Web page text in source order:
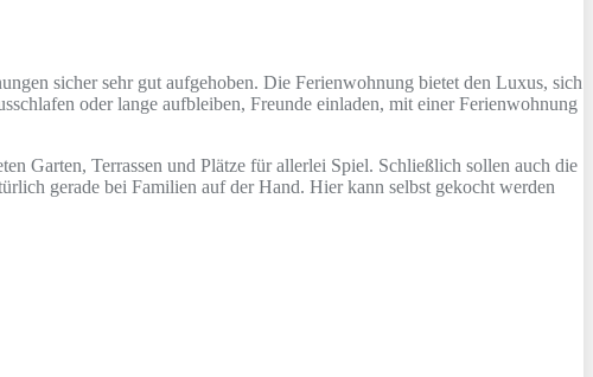
sicher sehr gut aufgehoben. Die Ferienwohnung bietet den Luxus, sich
oder lange aufbleiben, Freunde einladen, mit einer Ferienwohnung
Garten, Terrassen und Plätze für allerlei Spiel. Schließlich sollen auch die
gerade bei Familien auf der Hand. Hier kann selbst gekocht werden